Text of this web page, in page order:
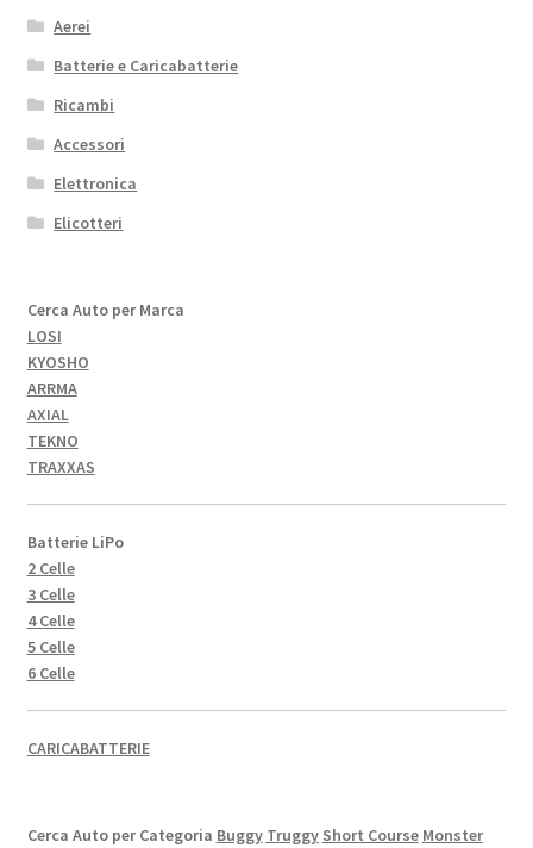
Aerei
Batterie e Caricabatterie
Ricambi
Accessori
Elettronica
Elicotteri
Cerca Auto per Marca
LOSI
KYOSHO
ARRMA
AXIAL
TEKNO
TRAXXAS
Batterie LiPo
2 Celle
3 Celle
4 Celle
5 Celle
6 Celle
CARICABATTERIE
Cerca Auto per Categoria Buggy Truggy Short Course Monster